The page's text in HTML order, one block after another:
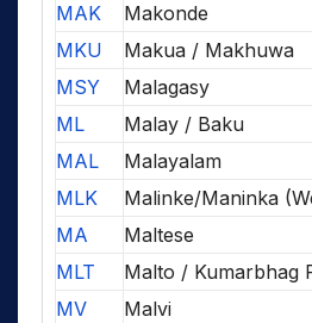
MAK
Makonde
MKU
Makua / Makhuwa
MSY
Malagasy
ML
Malay / Baku
MAL
Malayalam
MLK
Malinke/Maninka
MA
Maltese
MLT
Malto / Kumarbhag
MV
Malvi